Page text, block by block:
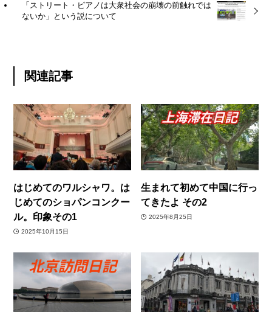
「ストリート・ピアノは大衆社会の崩壊の前触れでは
ないか」という説について
関連記事
はじめてのワルシャワ。は
じめてのショパンコンクー
ル。印象その1
2025年10月15日
生まれて初めて中国に行っ
てきたよ その2
2025年8月25日